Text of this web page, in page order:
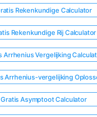
Rekenkundige Calculator
Rekenkundige Rij Calculator
Arrhenius Vergelijking
Arrhenius-vergelijking
Gratis Asymptoot Calculator